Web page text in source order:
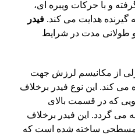
و با حرکات ویبره ای،
گیرنده هدایت می کند.فیدر
طولانی مدت در شرایط
از مکانیسم لرزش جهت
می کند. این نوع فیدر برخلاف
که در قسمت بالای
می گردد. این فیدر برخلاف
مسطحی ساخته شده است که